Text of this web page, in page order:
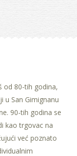
od 80-tih godina,
u San Gimignanu
90-tih godina se
kao trgovac na
već poznato